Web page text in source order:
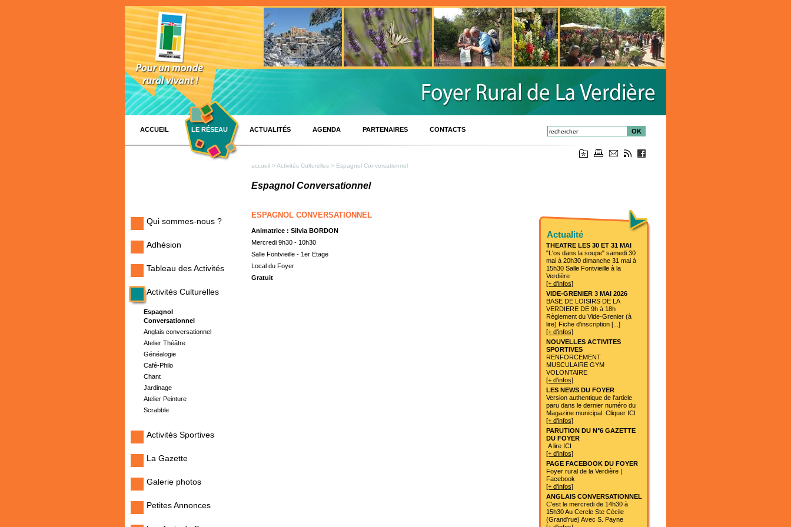
ACCUEIL LE RÉSEAU ACTUALITÉS AGENDA PARTENAIRES CONTACTS OK
Qui sommes-nous ?
Adhésion
Tableau des Activités
Activités Culturelles
Espagnol
Conversationnel
Anglais conversationnel
Atelier Théâtre
Généalogie
Café-Philo
Chant
Jardinage
Atelier Peinture
Scrabble
Activités Sportives
La Gazette
Galerie photos
Petites Annonces
accueil >Activités Culturelles > Espagnol Conversationnel
Espagnol Conversationnel
ESPAGNOL CONVERSATIONNEL
Animatrice : Silvia BORDON
Mercredi 9h30 - 10h30
Salle Fontvieille - 1er Etage
Local du Foyer
Gratuit
Actualité
THEATRE LES 30 ET 31 MAI
"L'os dans la soupe" samedi 30
mai à 20h30 dimanche 31 mai à
15h30 Salle Fontvieille à la
Verdière
[+ d'infos]
VIDE-GRENIER 3 MAI 2026
BASE DE LOISIRS DE LA
VERDIERE DE 9h à 18h
Règlement du Vide-Grenier (à
lire) Fiche d'inscription [...]
[+ d'infos]
NOUVELLES ACTIVITES
SPORTIVES
RENFORCEMENT
MUSCULAIRE GYM
VOLONTAIRE
[+ d'infos]
LES NEWS DU FOYER
Version authentique de l'article
paru dans le dernier numéro du
Magazine municipal: Cliquer ICI
[+ d'infos]
PARUTION DU N°6 GAZETTE
DU FOYER
A lire ICI
[+ d'infos]
PAGE FACEBOOK DU FOYER
Foyer rural de la Verdière |
Facebook
[+ d'infos]
ANGLAIS CONVERSATIONNEL
C'est le mercredi de 14h30 à
15h30 Au Cercle Ste Cécile
(Grand'rue) Avec S. Payne